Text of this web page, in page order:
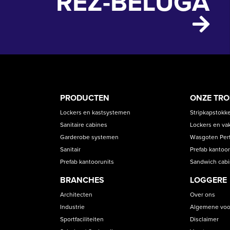
PRODUCT
CATEGORIES
PRODUCTEN
Lockers en kastsystemen
Sanitaire cabines
Garderobe systemen
Sanitair
Prefab kantoorunits
BRANCHES
Architecten
Industrie
Sportfaciliteiten
ONZE
Lockers en
Wasgoten
Prefab
Sandwich
LOGGERE
Over ons
Algemene
Disclaimer